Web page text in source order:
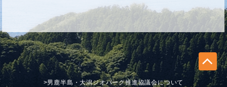
>男鹿半島・大潟ジオパーク推進協議会について